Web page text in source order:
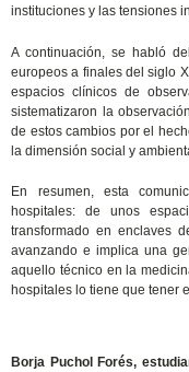
instituciones y las tensiones
A continuación, se habló
europeos a finales del siglo
espacios clínicos de
sistematizaron la
de estos cambios por el
la dimensión social y
En resumen, esta
hospitales: de unos
transformado en enclaves
avanzando e implica una
aquello técnico en la
hospitales lo tiene que tener
Borja Puchol Forés,